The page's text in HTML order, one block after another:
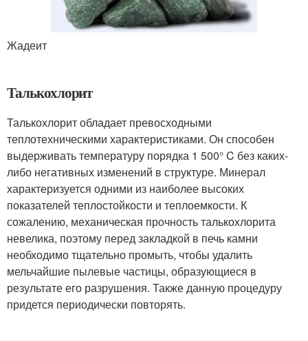
Жадеит
Талькохлорит
Талькохлорит обладает превосходными
теплотехническими характеристиками. Он способен
выдерживать температуру порядка 1 500° C без каких-
либо негативных изменений в структуре. Минерал
характеризуется одними из наиболее высоких
показателей теплостойкости и теплоемкости. К
сожалению, механическая прочность талькохлорита
невелика, поэтому перед закладкой в печь камни
необходимо тщательно промыть, чтобы удалить
мельчайшие пылевые частицы, образующиеся в
результате его разрушения. Также данную процедуру
придется периодически повторять.